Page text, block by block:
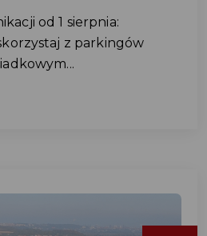
od 1 sierpnia:
z parkingów